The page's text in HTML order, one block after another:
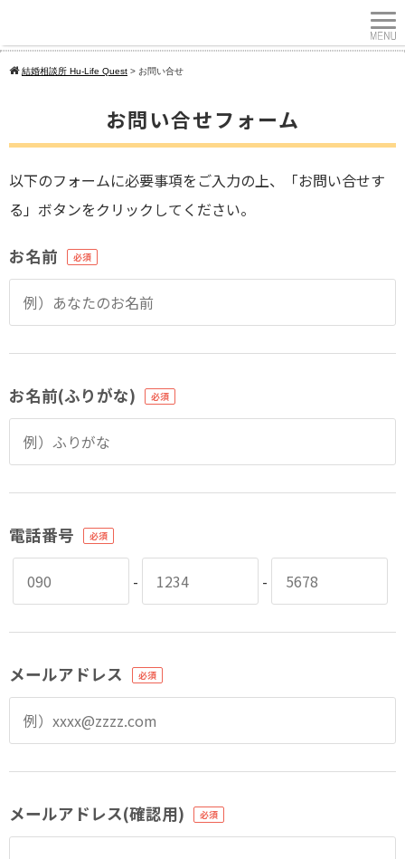
結婚相談所 Hu-Life Quest > お問い合せ
お問い合せフォーム
以下のフォームに必要事項をご入力の上、「お問い合せす
る」ボタンをクリックしてください。
お名前
お名前(ふりがな)
電話番号
- -
メールアドレス
メールアドレス(確認用)